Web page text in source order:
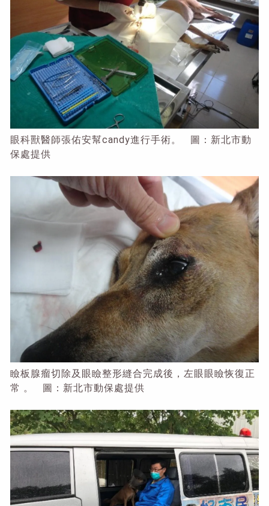
眼科獸醫師張佑安幫candy進行手術。 圖：新北市動
保處提供
瞼板腺瘤切除及眼瞼整形縫合完成後，左眼眼瞼恢復正
常 。 圖：新北市動保處提供